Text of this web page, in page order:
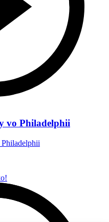
vo Philadelphii